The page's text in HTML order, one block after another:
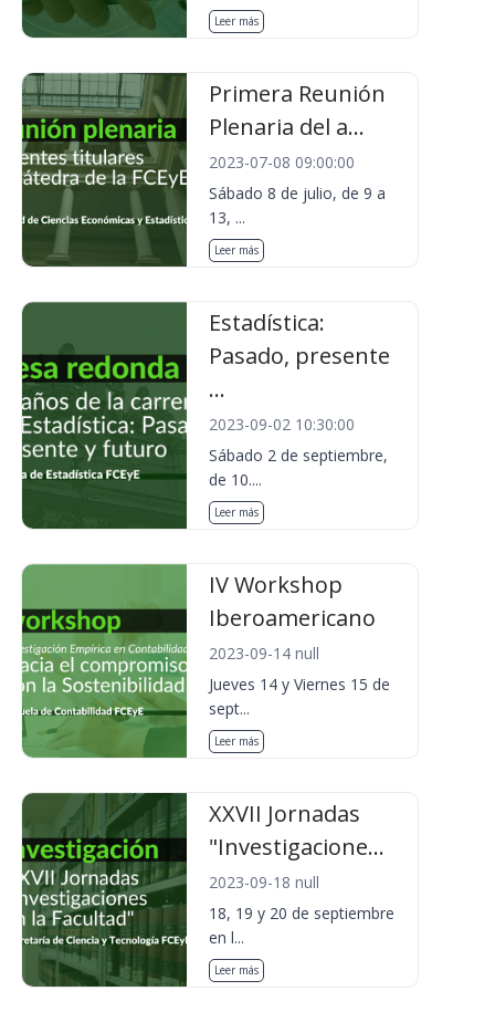
Leer más
Primera Reunión
Plenaria del a...
2023-07-08 09:00:00
Sábado 8 de julio, de 9 a
13, ...
Leer más
Estadística:
Pasado, presente
...
2023-09-02 10:30:00
Sábado 2 de septiembre,
de 10....
Leer más
IV Workshop
Iberoamericano
2023-09-14 null
Jueves 14 y Viernes 15 de
sept...
Leer más
XXVII Jornadas
"Investigacione...
2023-09-18 null
18, 19 y 20 de septiembre
en l...
Leer más